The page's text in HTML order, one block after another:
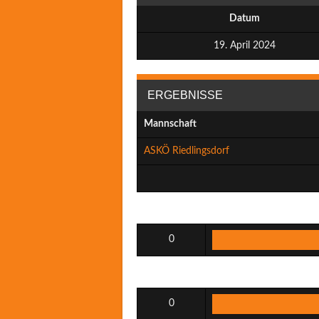
Datum
19. April 2024
ERGEBNISSE
Mannschaft
ASKÖ Riedlingsdorf
0
0